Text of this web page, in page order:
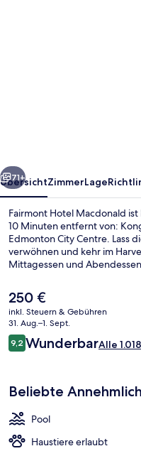
Weiter
71+
ÜbersichtZimmerLage
Fairmont Hotel Macdonald
10 Minuten entfernt von:
Edmonton City Centre. Lass
verwöhnen und kehr im
Mittagessen und
eine Loungebar und ein
das hilfsbereite Personal und
nur einen kurzen Fußmarsch
entfernt: Zur U-Bahn läuft
Minuten (Station Churchill).
Der
aktuelle
Preis
beträgt
250 €.
250 €
inkl. Steuern & Gebühren
31. Aug.–1. Sept.
Bewertungen
9,29,2 von 10.
WunderbarAlle
Beliebte
Pool
Haustiere erlaubt